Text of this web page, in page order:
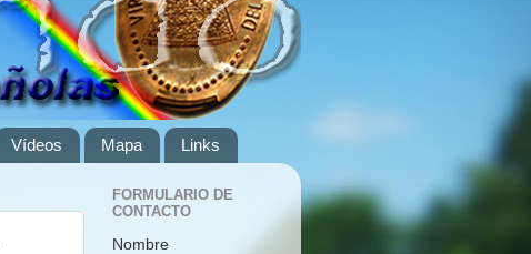
Vídeos Mapa Links
FORMULARIO DE
CONTACTO
Nombre